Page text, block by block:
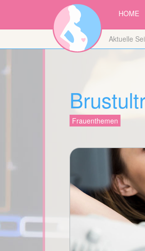
HOME
Aktuelle
Frauenthemen